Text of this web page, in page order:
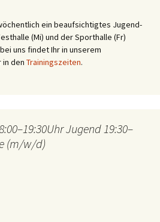
ein beaufsichtigtes Jugend-
(Mi) und der Sporthalle (Fr)
uns findet Ihr in unserem
in den Trainingszeiten.
Jugend 19:30–
(m/w/d)